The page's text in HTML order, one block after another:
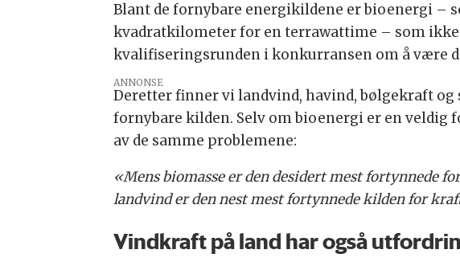
Blant de fornybare energikildene er bioenergi –
kvadratkilometer for en terrawattime – som ikke
kvalifiseringsrunden i konkurransen om å være
ANNONSE
Deretter finner vi landvind, havind, bølgekraft
fornybare kilden. Selv om bioenergi er en
av de samme problemene:
«Mens biomasse er den desidert mest fortynnede
landvind er den nest mest fortynnede kilden for
Vindkraft på land har også